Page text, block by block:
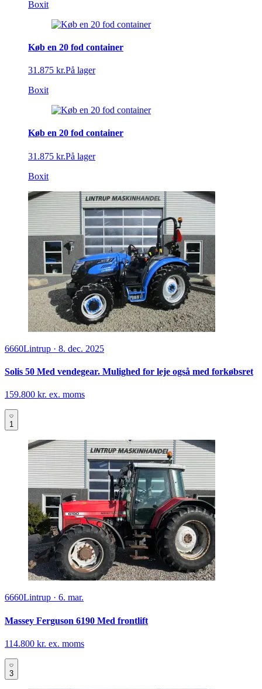
Boxit
Køb en 20 fod container
31.875 kr.På lager
Boxit
Køb en 20 fod container
31.875 kr.På lager
Boxit
6660Lintrup · 8. dec. 2025
Solis 50 Med vendegear. Mulighed for leje også med forkøbsret
159.800 kr. ex. moms
1
6660Lintrup · 6. mar.
Massey Ferguson 6190 Med frontlift
114.800 kr. ex. moms
3